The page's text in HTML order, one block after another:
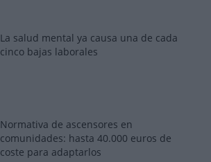
La salud mental ya causa una de cada
cinco bajas laborales
Normativa de ascensores en
comunidades: hasta 40.000 euros de
coste para adaptarlos